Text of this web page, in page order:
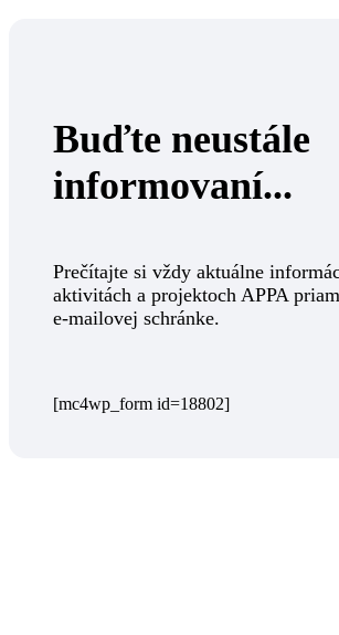
Buďte neustále
informovaní...
Prečítajte si vždy aktuálne
aktivitách a projektoch APPA
e-mailovej schránke.
[mc4wp_form id=18802]